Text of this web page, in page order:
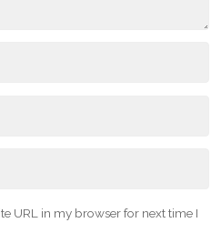
URL in my browser for next time I